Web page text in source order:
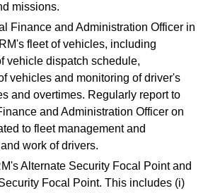
missions.
Finance and Administration Officer in
fleet of vehicles, including
vehicle dispatch schedule,
vehicles and monitoring of driver's
and overtimes. Regularly report to
and Administration Officer on
to fleet management and
work of drivers.
Alternate Security Focal Point and
Focal Point. This includes (i)